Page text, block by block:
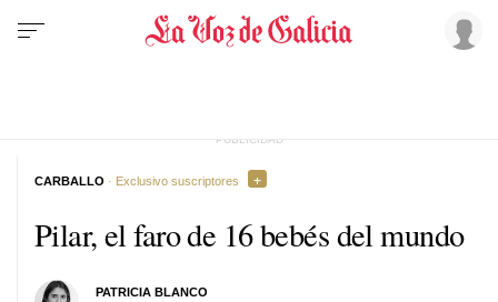
Pilar, el faro de 16 bebés del mundo
PATRICIA BLANCO
CARBALLO · Exclusivo suscriptores